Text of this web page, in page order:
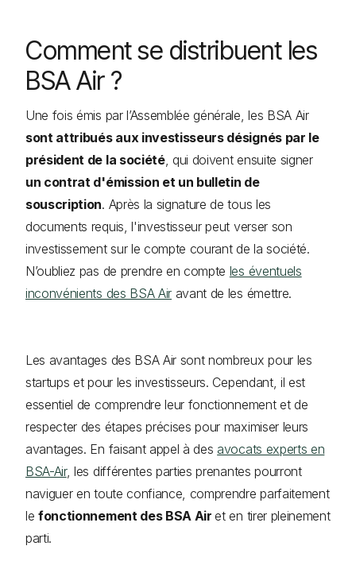
Comment se distribuent les
BSA Air ?
Une fois émis par l’Assemblée générale, les BSA Air
sont attribués aux investisseurs désignés par le
président de la société, qui doivent ensuite signer
un contrat d'émission et un bulletin de
souscription. Après la signature de tous les
documents requis, l'investisseur peut verser son
investissement sur le compte courant de la société.
N’oubliez pas de prendre en compte les éventuels
inconvénients des BSA Air avant de les émettre.
Les avantages des BSA Air sont nombreux pour les
startups et pour les investisseurs. Cependant, il est
essentiel de comprendre leur fonctionnement et de
respecter des étapes précises pour maximiser leurs
avantages. En faisant appel à des avocats experts en
BSA-Air, les différentes parties prenantes pourront
naviguer en toute confiance, comprendre parfaitement
lefonctionnement des BSA Airet en tirer pleinement
parti.